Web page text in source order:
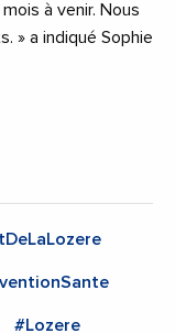
à venir. Nous
» a indiqué Sophie
#Lozere